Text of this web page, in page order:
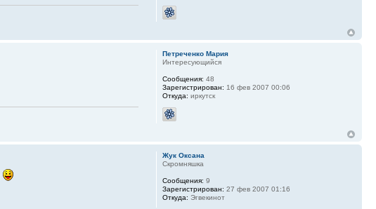
Петреченко Мария
Интересующийся
Сообщения: 48
Зарегистрирован: 16 фев 2007 00:06
Откуда: иркутск
Жук Оксана
Скромняшка
Сообщения: 9
Зарегистрирован: 27 фев 2007 01:16
Откуда: Эгвекинот